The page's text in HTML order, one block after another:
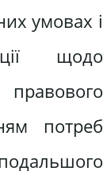
умовах і
щодо
потреб